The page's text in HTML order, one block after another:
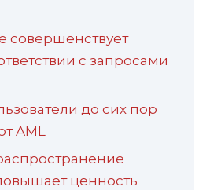
совершенствует
с запросами
до сих пор
AML
ценность